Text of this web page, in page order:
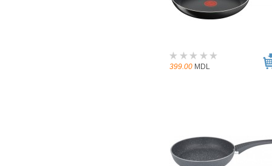
399.00 MDL